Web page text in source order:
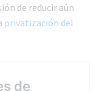
de reducir aún
privatización del